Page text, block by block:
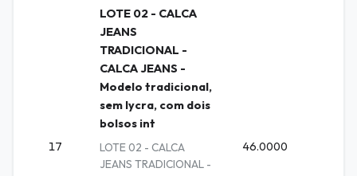
17
LOTE 02 - CALCA
JEANS
TRADICIONAL -
CALCA JEANS -
Modelo tradicional,
sem lycra, com dois
bolsos int
LOTE 02 - CALCA
JEANS TRADICIONAL -
46.0000